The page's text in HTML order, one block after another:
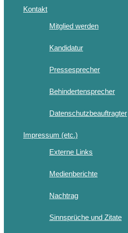
Kontakt
Mitglied werden
Kandidatur
Pressesprecher
Behindertensprecher
Datenschutzbeauftragter
Impressum (etc.)
Externe Links
Medienberichte
Nachtrag
Sinnsprüche und Zitate